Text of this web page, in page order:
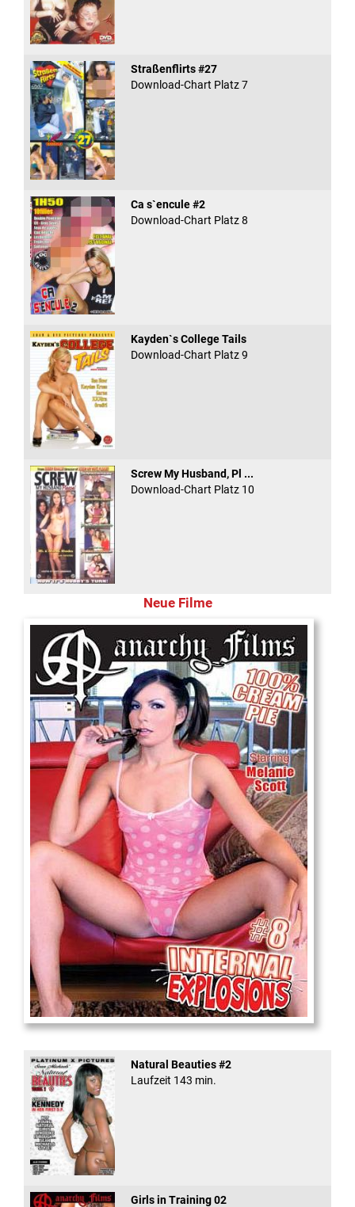
Straßenflirts #27
Download-Chart Platz 7
Ca s`encule #2
Download-Chart Platz 8
Kayden`s College Tails
Download-Chart Platz 9
Screw My Husband, Pl ...
Download-Chart Platz 10
Neue Filme
Internal Explosionen
Natural Beauties #2
Laufzeit 143 min.
Girls in Training 02